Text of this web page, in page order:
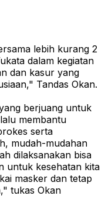
lebih kurang 2
dalam kegiatan
dan kasur yang
Tandas Okan.
berjuang untuk
membantu
serta
mudah-mudahan
dilaksanakan bisa
untuk kesehatan kita
masker dan tetap
tukas Okan